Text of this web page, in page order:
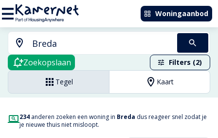
Woningaanbod
Zoekopslaan Filters (2)
Tegel Kaart
234 anderen zoeken een woning in Breda dus reageer snel zodat je
je nieuwe thuis niet misloopt.